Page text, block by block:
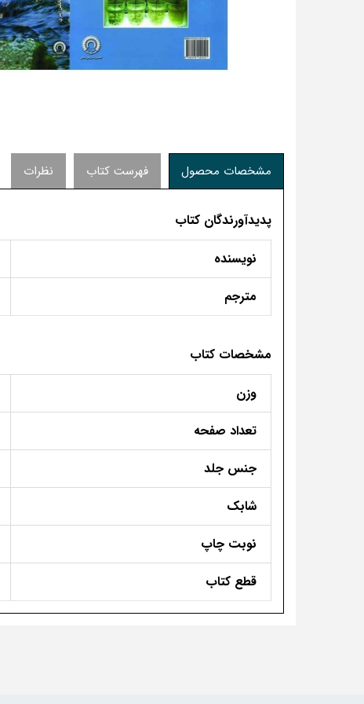
مشخصات محصول فهرست کتاب نظرات
پدیدآورندگان کتاب
نویسنده
مترجم
مشخصات کتاب
وزن
تعداد صفحه
جنس جلد
شابک
نوبت چاپ
قطع کتاب